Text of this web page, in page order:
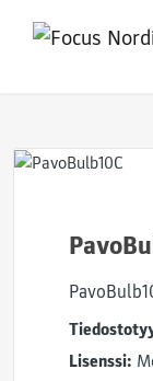
Lisenssi: